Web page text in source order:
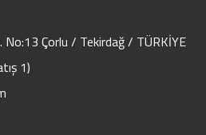
No:13 Çorlu / Tekirdağ / TÜRKİYE
1)